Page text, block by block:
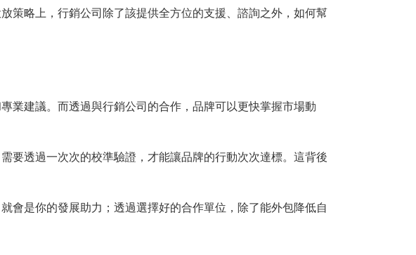
策略上，行銷公司除了該提供全方位的支援、諮詢之外，如何幫
業建議。而透過與行銷公司的合作，品牌可以更快掌握市場動
要透過一次次的校準驗證，才能讓品牌的行動次次達標。這背後
會是你的發展助力；透過選擇好的合作單位，除了能外包降低自